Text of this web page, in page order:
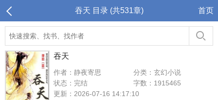
吞天 目录 (共531章) 首页
吞天
作者：静夜寄思
分类：玄幻小说
状态：完结
字数：1915465
更新：2026-07-16 14:17:10